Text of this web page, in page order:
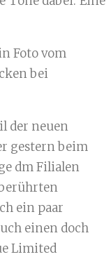
Foto vom
bei
der neuen
gestern beim
dm Filialen
ein paar
einen doch
Limited